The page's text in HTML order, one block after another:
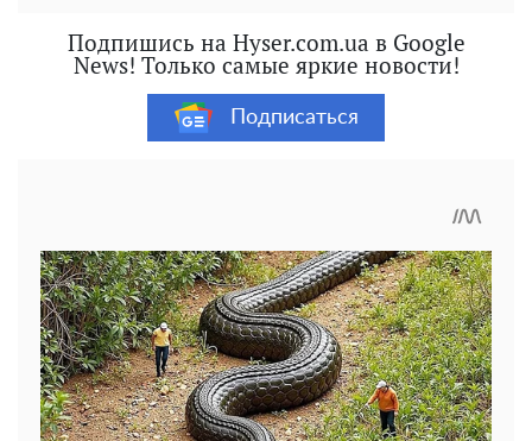
Подпишись на Hyser.com.ua в Google
News! Только самые яркие новости!
Подписаться